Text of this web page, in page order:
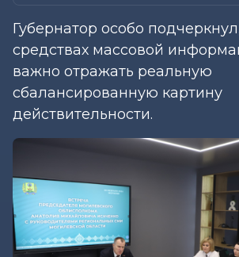
Губернатор особо
средствах массовой
важно отражать реальную
сбалансированную картину
действительности.